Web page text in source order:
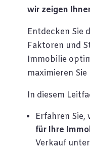
wir zeigen
Entdecken Sie
Faktoren und
Immobilie
maximieren
In diesem
Erfahren Sie,
für Ihre
Verkauf